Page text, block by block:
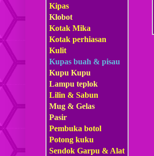
Kipas
Klobot
Kotak Mika
Kotak perhiasan
Kulit
Kupas buah & pisau
Kupu Kupu
Lampu teplok
Lilin & Sabun
Mug & Gelas
Pasir
Pembuka botol
Potong kuku
Sendok Garpu & Alat